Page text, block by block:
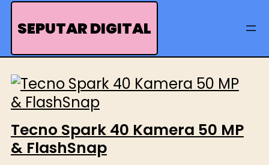
Skip
SEPUTAR DIGITAL
Tecno Spark 40 Kamera 50 MP
& FlashSnap